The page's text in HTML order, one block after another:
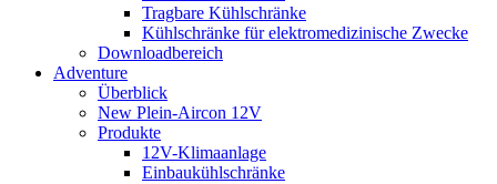
Tragbare Kühlschränke
Kühlschränke für elektromedizinische Zwecke
Downloadbereich
Adventure
Überblick
New Plein-Aircon 12V
Produkte
12V-Klimaanlage
Einbaukühlschränke